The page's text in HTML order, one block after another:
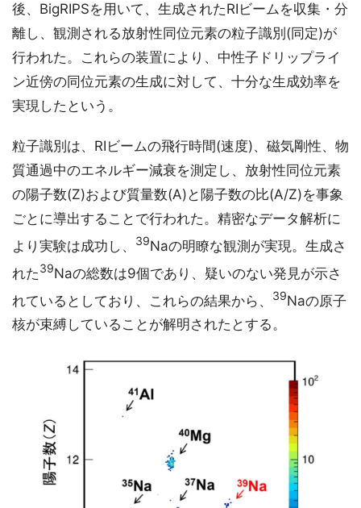
後、BigRIPSを用いて、生成されたRIビームを収集・分
離し、観測される放射性同位元素の粒子識別(同定)が
行われた。これらの装置により、中性子ドリップライ
ン近傍の同位元素の生成に対して、十分な生成効率を
実現したという。
粒子識別は、RIビームの飛行時間(速度)、磁気剛性、物
質通過中のエネルギー減衰を測定し、放射性同位元素
の陽子数(Z)および質量数(A)と陽子数の比(A/Z)を事象
ごとに導出することで行われた。精密なデータ解析に
より実験は成功し、
39Naの明瞭な観測が実現。生成さ
れた39Naの総数は9個であり、疑いのない発見が示さ
れているとしており、これらの結果から、
39Naの原子
核が束縛していることが解明されたとする。